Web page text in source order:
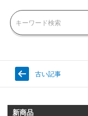
古い記事
新商品